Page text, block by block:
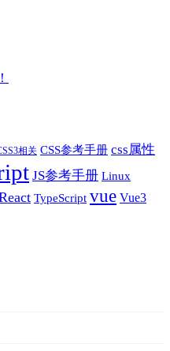
相关 CSS参考手册 css属性
JS参考手册 Linux
TypeScript vue Vue3